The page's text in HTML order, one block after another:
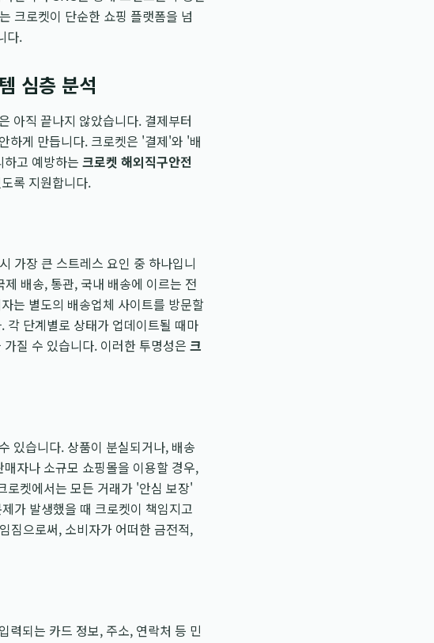
크로켓이 단순한 쇼핑 플랫폼을 넘
다.
심층 분석
아직 끝나지 않았습니다. 결제부터
하게 만듭니다. 크로켓은 '결제'와 '배
고 예방하는 크로켓 해외직구안전
록 지원합니다.
가장 큰 스트레스 요인 중 하나입니
배송, 통관, 국내 배송에 이르는 전
는 별도의 배송업체 사이트를 방문할
각 단계별로 상태가 업데이트될 때마
질 수 있습니다. 이러한 투명성은 크
있습니다. 상품이 분실되거나, 배송
자나 소규모 쇼핑몰을 이용할 경우,
로켓에서는 모든 거래가 '안심 보장'
가 발생했을 때 크로켓이 책임지고
짐으로써, 소비자가 어떠한 금전적,
력되는 카드 정보, 주소, 연락처 등 민